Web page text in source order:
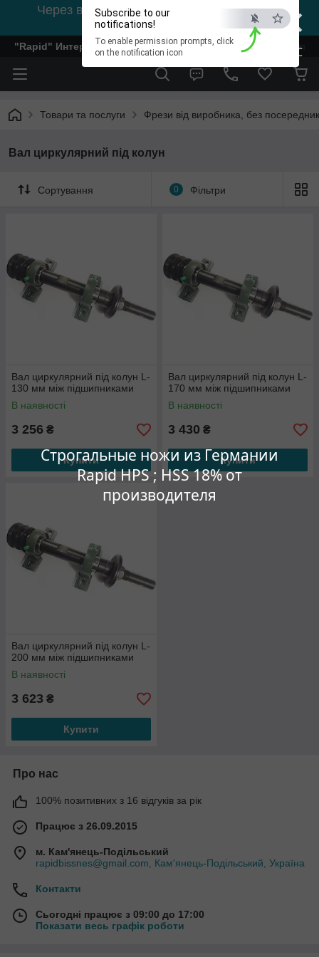
×
ESC
Строгальные ножи из Германии
Rapid HPS ; HSS 18% от
производителя
Subscribe to our
notifications!
To enable permission prompts, click
on the notification icon
Через відсутність світла, зв'язок на viber
0978002056
"Rapid" Интернет-магазин деревообрабатывающего
Товари та послуги Фрези від виробника, без
Вал циркулярний під колун
Сортування 0 Фільтри
Вал циркулярний під колун L-
130 мм між підшипниками
В наявності
3 256 ₴
Купити
Вал циркулярний під колун L-
170 мм між підшипниками
В наявності
3 430 ₴
Купити
Вал циркулярний під колун L-
200 мм між підшипниками
В наявності
3 623 ₴
Купити
Про нас
100% позитивних з 16 відгуків за рік
Працює з 26.09.2015
м. Кам'янець-Подільський
rapidbissnes@gmail.com, Кам'янець-Подільський, Україна
Контакти
Сьогодні працює з 09:00 до 17:00
Показати весь графік роботи